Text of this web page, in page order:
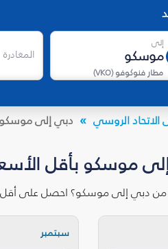
إلى
مطار فنوكوفو(
VKO
)
المغادرة
الاتحاد الروسي دبي إلى موسكو
موسكو بأقل
دبي إلى موسكو؟ احصل على أقل
سبتمبر